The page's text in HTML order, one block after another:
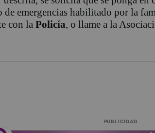
de emergencias habilitado por la
con la Policía, o llame a la
PUBLICIDAD